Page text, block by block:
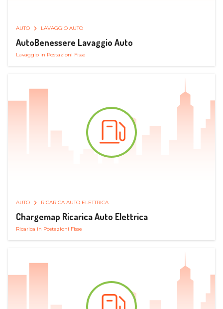
AUTO LAVAGGIO AUTO
AutoBenessere Lavaggio Auto
Lavaggio in Postazioni Fisse
AUTO RICARICA AUTO ELETTRICA
Chargemap Ricarica Auto Elettrica
Ricarica in Postazioni Fisse